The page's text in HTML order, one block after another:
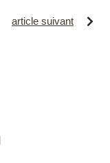
article suivant